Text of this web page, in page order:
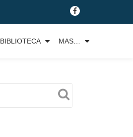
fa-
facebook
BIBLIOTECA MAS…